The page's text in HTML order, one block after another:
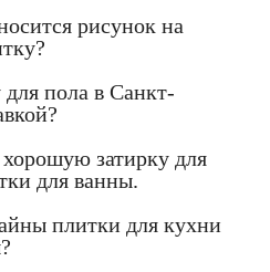
рисунок на
пола в Санкт-
затирку для
для ванны.
плитки для кухни